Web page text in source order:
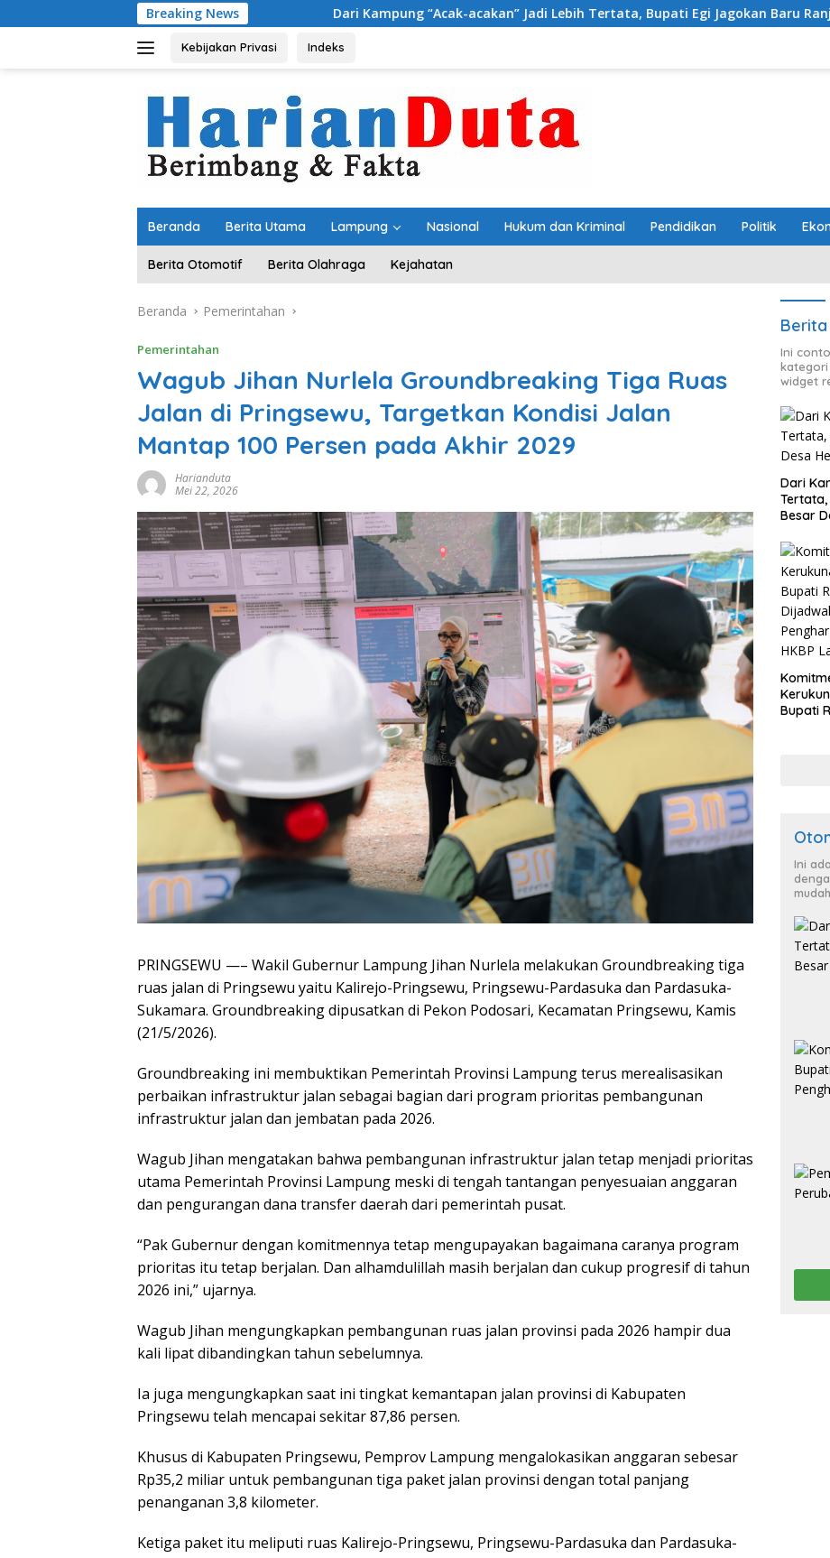
ke
Breaking NewsDari Kampung “Acak-acakan” Jadi Lebih Tertata, Bupati Egi Jagokan Baru Ranji Tiga Besar Desa
Kebijakan Privasi Indeks
Beranda Berita Utama Lampung Nasional Hukum dan Kriminal Pendidikan Politik
Berita Otomotif Berita Olahraga Kejahatan
Beranda Pemerintahan
Pemerintahan
Wagub Jihan Nurlela Groundbreaking Tiga Ruas
Jalan di Pringsewu, Targetkan Kondisi Jalan
Mantap 100 Persen pada Akhir 2029
Harianduta
Mei 22, 2026
PRINGSEWU —– Wakil Gubernur Lampung Jihan Nurlela melakukan Groundbreaking tiga
ruas jalan di Pringsewu yaitu Kalirejo-Pringsewu, Pringsewu-Pardasuka dan Pardasuka-
Sukamara. Groundbreaking dipusatkan di Pekon Podosari, Kecamatan Pringsewu, Kamis
(21/5/2026).
Groundbreaking ini membuktikan Pemerintah Provinsi Lampung terus merealisasikan
perbaikan infrastruktur jalan sebagai bagian dari program prioritas pembangunan
infrastruktur jalan dan jembatan pada 2026.
Wagub Jihan mengatakan bahwa pembangunan infrastruktur jalan tetap menjadi prioritas
utama Pemerintah Provinsi Lampung meski di tengah tantangan penyesuaian anggaran
dan pengurangan dana transfer daerah dari pemerintah pusat.
“Pak Gubernur dengan komitmennya tetap mengupayakan bagaimana caranya program
prioritas itu tetap berjalan. Dan alhamdulillah masih berjalan dan cukup progresif di tahun
2026 ini,” ujarnya.
Wagub Jihan mengungkapkan pembangunan ruas jalan provinsi pada 2026 hampir dua
kali lipat dibandingkan tahun sebelumnya.
Ia juga mengungkapkan saat ini tingkat kemantapan jalan provinsi di Kabupaten
Pringsewu telah mencapai sekitar 87,86 persen.
Khusus di Kabupaten Pringsewu, Pemprov Lampung mengalokasikan anggaran sebesar
Rp35,2 miliar untuk pembangunan tiga paket jalan provinsi dengan total panjang
penanganan 3,8 kilometer.
Ketiga paket itu meliputi ruas Kalirejo-Pringsewu, Pringsewu-Pardasuka dan Pardasuka-
Ini
kategori
widget
Dari
Besar
Bupati
Ini